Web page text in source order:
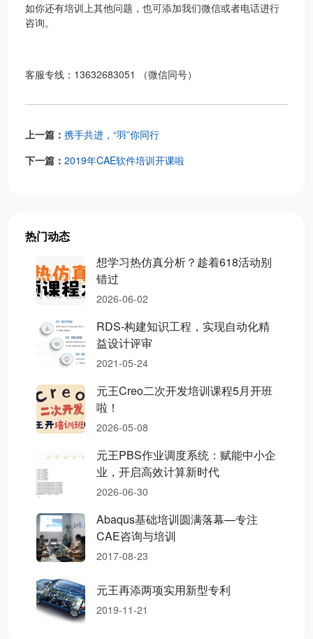
如你还有培训上其他问题，也可添加我们微信或者电话进行
咨询。
客服专线：13632683051 （微信同号）
上一篇： 携手共进，“羽”你同行
下一篇： 2019年CAE软件培训开课啦
热门动态
想学习热仿真分析？趁着618活动别
错过
2026-06-02
RDS-构建知识工程，实现自动化精
益设计评审
2021-05-24
元王Creo二次开发培训课程5月开班
啦！
2026-05-08
元王PBS作业调度系统：赋能中小企
业，开启高效计算新时代
2026-06-30
Abaqus基础培训圆满落幕—专注
CAE咨询与培训
2017-08-23
元王再添两项实用新型专利
2019-11-21